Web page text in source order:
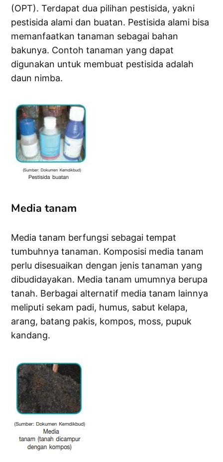
(OPT). Terdapat dua pilihan pestisida, yakni
pestisida alami dan buatan. Pestisida alami bisa
memanfaatkan tanaman sebagai bahan
bakunya. Contoh tanaman yang dapat
digunakan untuk membuat pestisida adalah
daun nimba.
Media tanam
Media tanam berfungsi sebagai tempat
tumbuhnya tanaman. Komposisi media tanam
perlu disesuaikan dengan jenis tanaman yang
dibudidayakan. Media tanam umumnya berupa
tanah. Berbagai alternatif media tanam lainnya
meliputi sekam padi, humus, sabut kelapa,
arang, batang pakis, kompos, moss, pupuk
kandang.